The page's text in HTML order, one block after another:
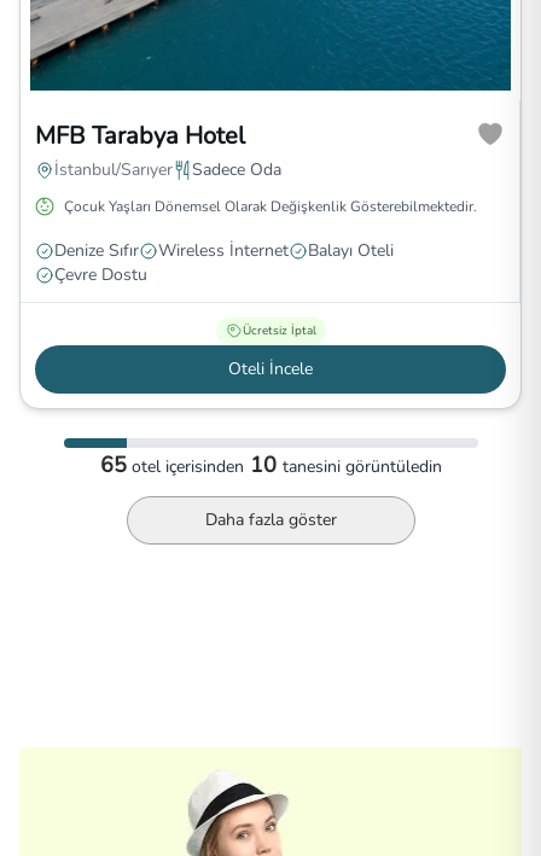
MFB Tarabya Hotel
İstanbul/Sarıyer Sadece Oda
Çocuk Yaşları Dönemsel Olarak Değişkenlik Gösterebilmektedir.
Denize Sıfır Wireless İnternet
Balayı Oteli
Çevre Dostu
Ücretsiz İptal
Oteli İncele
65 oteliçerisinden 10 tanesini görüntüledin
Daha fazla göster